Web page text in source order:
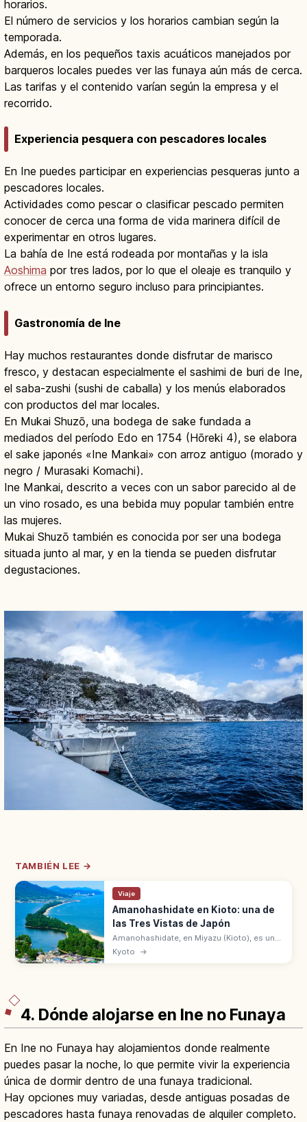
horarios.
El número de servicios y los horarios cambian según la
temporada.
Además, en los pequeños taxis acuáticos manejados por
barqueros locales puedes ver las funaya aún más de cerca.
Las tarifas y el contenido varían según la empresa y el
recorrido.
Experiencia pesquera con pescadores locales
En Ine puedes participar en experiencias pesqueras junto a
pescadores locales.
Actividades como pescar o clasificar pescado permiten
conocer de cerca una forma de vida marinera difícil de
experimentar en otros lugares.
La bahía de Ine está rodeada por montañas y la isla
Aoshima por tres lados, por lo que el oleaje es tranquilo y
ofrece un entorno seguro incluso para principiantes.
Gastronomía de Ine
Hay muchos restaurantes donde disfrutar de marisco
fresco, y destacan especialmente el sashimi de buri de Ine,
el saba-zushi (sushi de caballa) y los menús elaborados
con productos del mar locales.
En Mukai Shuzō, una bodega de sake fundada a
mediados del período Edo en 1754 (Hōreki 4), se elabora
el sake japonés «Ine Mankai» con arroz antiguo (morado y
negro / Murasaki Komachi).
Ine Mankai, descrito a veces con un sabor parecido al de
un vino rosado, es una bebida muy popular también entre
las mujeres.
Mukai Shuzō también es conocida por ser una bodega
situada junto al mar, y en la tienda se pueden disfrutar
degustaciones.
TAMBIÉN LEE →
Viaje
Amanohashidate en Kioto: una de
las Tres Vistas de Japón
Amanohashidate, en Miyazu (Kioto), es una
de las Tres Vistas de Japón con
Matsushima y Miyajima. Banco de arena de
Kyoto →
4. Dónde alojarse en Ine no Funaya
En Ine no Funaya hay alojamientos donde realmente
puedes pasar la noche, lo que permite vivir la experiencia
única de dormir dentro de una funaya tradicional.
Hay opciones muy variadas, desde antiguas posadas de
pescadores hasta funaya renovadas de alquiler completo.